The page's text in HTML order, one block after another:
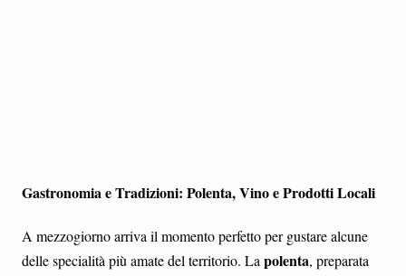
Gastronomia e Tradizioni: Polenta, Vino e Prodotti Locali
A mezzogiorno arriva il momento perfetto per gustare alcune
delle specialità più amate del territorio. La polenta, preparata